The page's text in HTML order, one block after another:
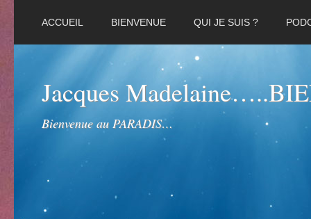
ACCUEIL BIENVENUE QUI JE SUIS ?
Jacques
Bienvenue au PARADIS…